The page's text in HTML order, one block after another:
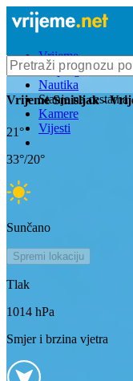
Vrijeme
Bioprognoza
Nautika
Stanje na cestama
Kamere
Vijesti
VrijemeSmisljak-
21°
33°/20°
Sunčano
Spremi lokaciju
Tlak
1014 hPa
Smjer i brzina vjetra